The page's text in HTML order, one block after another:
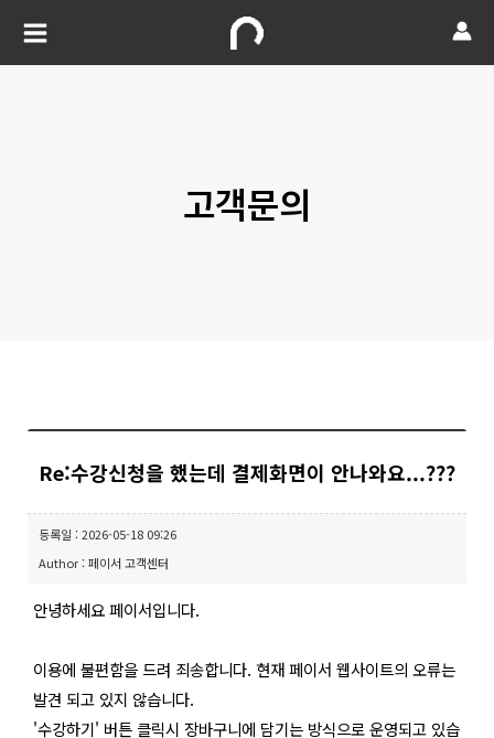
고객문의
Re:수강신청을 했는데 결제화면이 안나와요...???
등록일 : 2026-05-18 09:26
Author : 페이서 고객센터
안녕하세요 페이서입니다.
이용에 불편함을 드려 죄송합니다. 현재 페이서 웹사이트의 오류는
발견 되고 있지 않습니다.
'수강하기' 버튼 클릭시 장바구니에 담기는 방식으로 운영되고 있습